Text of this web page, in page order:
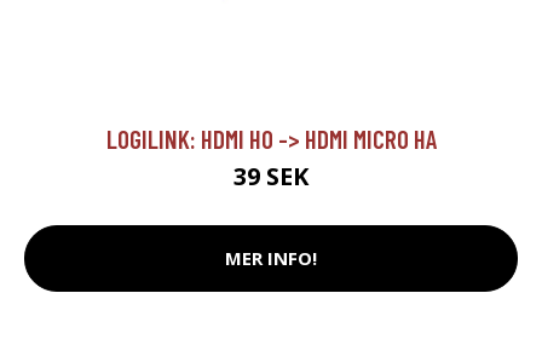
LOGILINK: HDMI HO -> HDMI MICRO HA
39 SEK
MER INFO!